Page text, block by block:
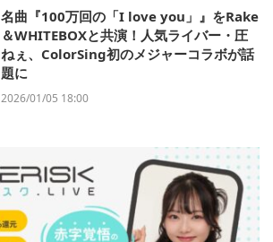
名曲『100万回の「I love you」』をRake
＆WHITEBOXと共演！人気ライバー・圧
ねぇ、ColorSing初のメジャーコラボが話
題に
2026/01/05 18:00